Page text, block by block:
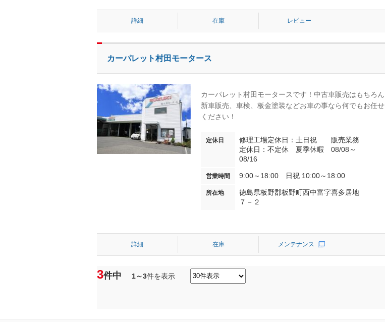
詳細 在庫 レビュー
カーパレット村田モータース
カーパレット村田モータースです！中古車販売はもちろん
新車販売、車検、板金塗装などお車の事なら何でもお任せ
ください！
定休日
修理工場定休日：土日祝 販売業務
定休日：不定休 夏季休暇 08/08～
08/16
営業時間 9:00～18:00 日祝 10:00～18:00
所在地
徳島県板野郡板野町西中富字喜多居地
７－２
詳細 在庫 メンテナンス
3件中 1～3件を表示